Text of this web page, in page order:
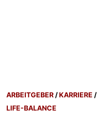
ARBEITGEBER /KARRIERE
LIFE-BALANCE